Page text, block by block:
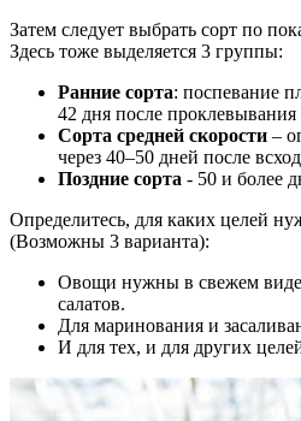
Затем следует выбрать сорт по
Здесь тоже выделяется 3 группы:
Ранние сорта: поспевание
42 дня после проклевывания
Сорта средней скорости –
через 40–50 дней после
Поздние сорта - 50 и более
Определитесь, для каких целей
(Возможны 3 варианта):
Овощи нужны в свежем виде
салатов.
Для маринования и
И для тех, и для других